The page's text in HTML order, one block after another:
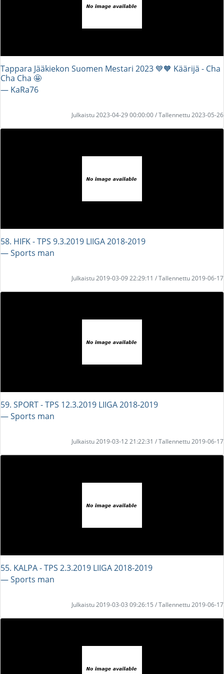
Tappara Jääkiekon Suomen Mestari 2023 💙🧡 Käärijä - Cha
Cha Cha 🤩
― KaRa76
Julkaistu 2023-04-29 00:00:00 / Tallennettu 2023-05-26
58. HIFK - TPS 9.3.2019 LIIGA 2018-2019
― Sports man
Julkaistu 2019-03-09 22:29:11 / Tallennettu 2019-06-17
59. SPORT - TPS 12.3.2019 LIIGA 2018-2019
― Sports man
Julkaistu 2019-03-12 21:22:31 / Tallennettu 2019-06-17
55. KALPA - TPS 2.3.2019 LIIGA 2018-2019
― Sports man
Julkaistu 2019-03-03 09:26:15 / Tallennettu 2019-06-17